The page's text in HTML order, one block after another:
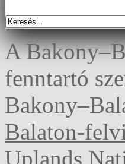
A
fenntartó
Balaton-
Uplands